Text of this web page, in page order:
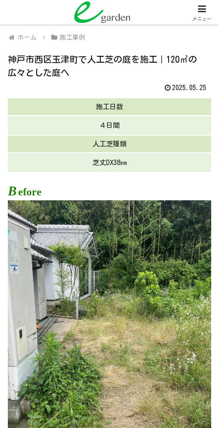
人工芝販売・施工、外壁塗装・施工
ホーム 施工事例
神戸市西区玉津町で人工芝の庭を施工｜120㎡の
広々とした庭へ
2025.05.25
施工日数
４日間
人工芝種類
芝丈DX38㎜
Before
メニュー